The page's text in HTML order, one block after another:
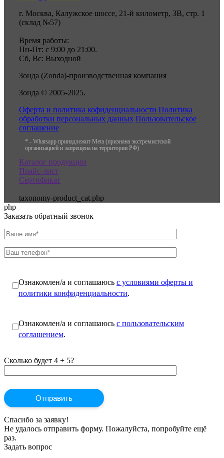
г. Москва, Калужское шоссе, 21-й километр, 3В, стр. 1
(склад №57)
Время работы:
Пн-Пт: с 9:00 до 21:00.
Сб, Вс: Выходной
Зонда (Zonda)-производственная компания
Зонда © 2005-2025.
Оферта и политика кофиденциальности Политика
обработки персональных данных Пользовательское
соглашение
* - Whatsapp принадлежит Meta (признана экстремистской
организацией и запрещена на территории РФ)
Каталог продукции
Прайс-лист
Сертификат
taxonomy-product_cat.php
php
Заказать обратный звонок
Ознакомлен/а и соглашаюсь с условиями оферты и
политики конфиденциальности.
Ознакомлен/а и соглашаюсь с пользовательским
соглашением.
Сколько будет 4 + 5?
Спасибо за заявку!
Не удалось отправить форму. Пожалуйста, попробуйте ещё
раз.
Задать вопрос